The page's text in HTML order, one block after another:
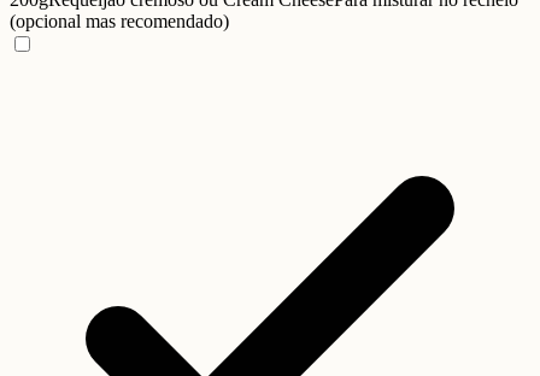
(opcional mas recomendado)